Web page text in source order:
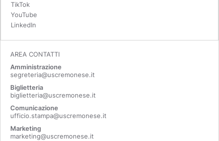
TikTok
YouTube
LinkedIn
AREA CONTATTI
Amministrazione
segreteria@uscremonese.it
Biglietteria
biglietteria@uscremonese.it
Comunicazione
ufficio.stampa@uscremonese.it
Marketing
marketing@uscremonese.it